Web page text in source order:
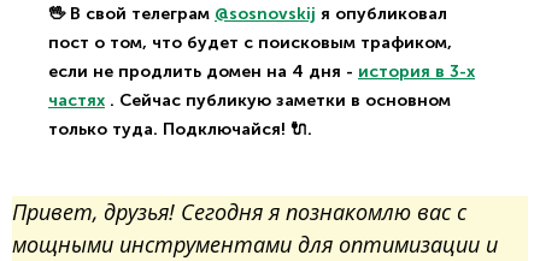
🖖 В свой телеграм @sosnovskij я опубликовал
пост о том, что будет с поисковым трафиком,
если не продлить домен на 4 дня - история в 3-х
частях . Сейчас публикую заметки в основном
только туда. Подключайся! 🔌.
Привет, друзья! Сегодня я познакомлю вас с
мощными инструментами для оптимизации и